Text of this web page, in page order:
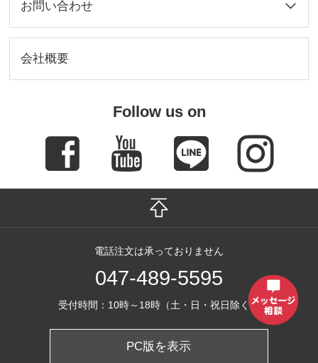
お問い合わせ
会社概要
Follow us on
電話注文は承っておりません
047-489-5595
受付時間：10時～18時（土・日・祝日除く）
PC版を表示